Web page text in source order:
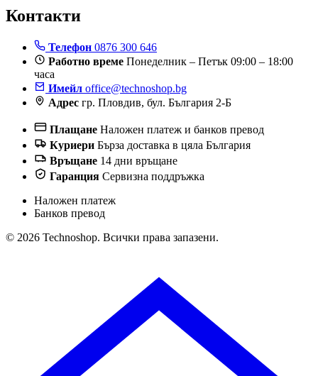
Контакти
Телефон 0876 300 646
Работно време Понеделник – Петък 09:00 – 18:00
часа
Имейл office@technoshop.bg
Адрес гр. Пловдив, бул. България 2-Б
Плащане Наложен платеж и банков превод
Куриери Бърза доставка в цяла България
Връщане 14 дни връщане
Гаранция Сервизна поддръжка
Наложен платеж
Банков превод
© 2026 Technoshop. Всички права запазени.